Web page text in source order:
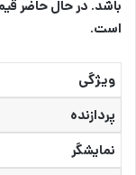
است.
ویژگی
پردازنده
نمایشگر